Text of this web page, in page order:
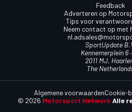
Feedback
Adverteren op
Tips voor
Neem contact op met
SportUpdate
Kennemerplein 6
2011 MJ,
The
© 2026 Motorsport Network Alle
Algemene voorwaardenCookie-